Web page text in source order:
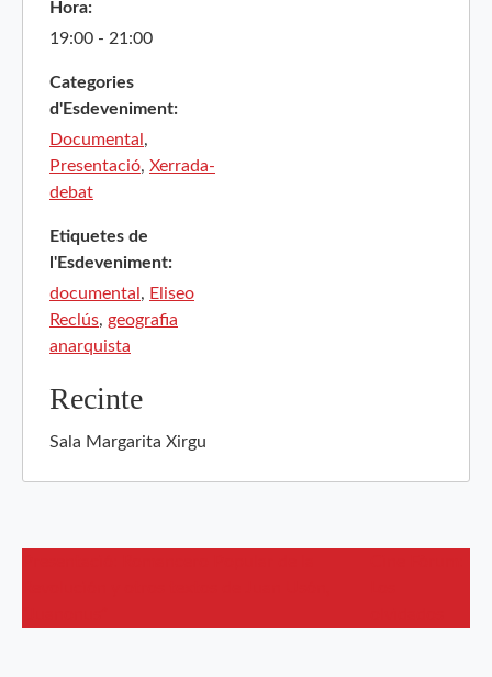
Hora:
19:00 - 21:00
Categories
d'Esdeveniment:
Documental ,
Presentació, Xerrada-
debat
Etiquetes de
l'Esdeveniment:
documental , Eliseo
Reclús, geografia
anarquista
Recinte
Sala Margarita Xirgu